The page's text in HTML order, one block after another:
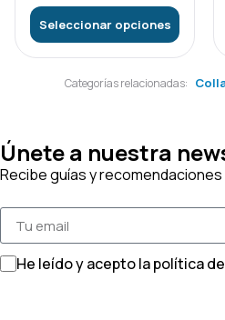
Seleccionar opciones
Categorías relacionadas:
Únete a nuestra
Recibe guías y
He leído y acepto la política